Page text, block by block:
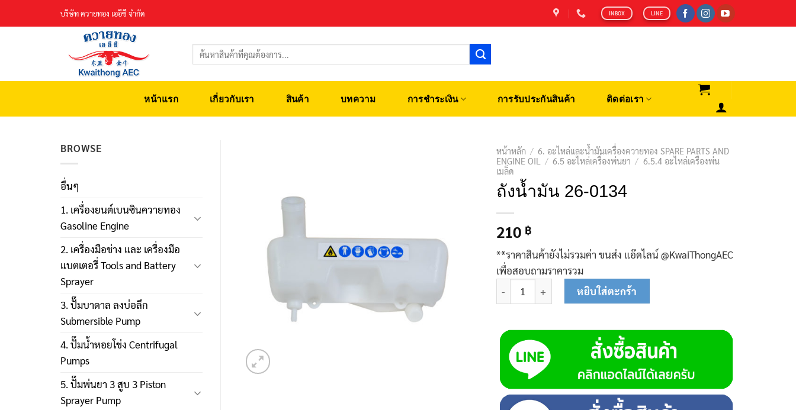
บริษัท ควายทอง เออีซี จำกัด INBOX LINE
ค้นหา:
หน้าแรก เกี่ยวกับเรา สินค้า บทความ การชำระเงิน การรับประกันสินค้า ติดต่อเรา
BROWSE
อื่นๆ
1. เครื่องยนต์เบนซินควายทอง
Gasoline Engine
2. เครื่องมือช่าง และ เครื่องมือ
แบตเตอรี่ Tools and Battery
Sprayer
3. ปั๊มบาดาล ลงบ่อลึก
Submersible Pump
4. ปั๊มน้ำหอยโข่ง Centrifugal
Pumps
5. ปั๊มพ่นยา 3 สูบ 3 Piston
Sprayer Pump
หน้าหลัก / 6. อะไหล่และน้ำมันเครื่องควายทอง SPARE PARTS AND
ENGINE OIL
/ 6.5 อะไหล่เครื่องพ่นยา / 6.5.4 อะไหล่เครื่องพ่น
เมล็ด
ถังน้ำมัน 26-0134
210 ฿
**ราคาสินค้ายังไม่รวมค่า ขนส่ง แอ๊ดไลน์ @KwaiThongAEC
เพื่อสอบถามราคารวม
จำนวน ถังน้ำมัน 26-0134 ชิ้นหยิบใส่ตะกร้า